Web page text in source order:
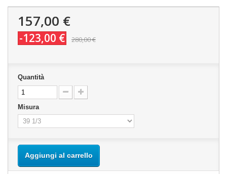
157,00 €
-123,00 € 280,00 €
Quantità
Misura
Aggiungi al carrello